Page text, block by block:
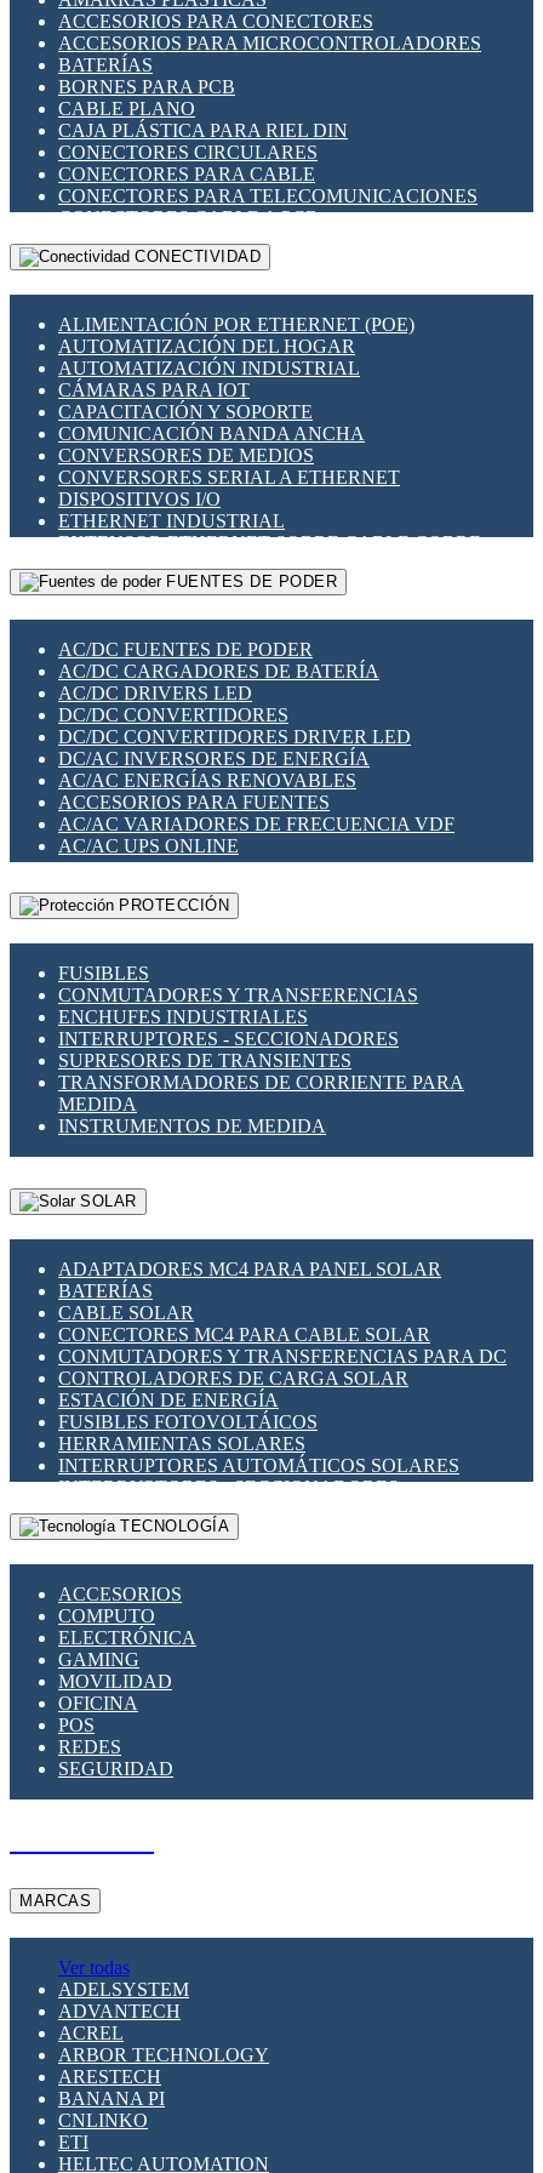
INDICADORES PARA PANEL
INTERFACES DE RELÉ
INTERRUPTORES FIN DE CARRERA
LLAVES CONMUTADORAS
MEDIDORES DE ENERGÍA Y TC'S DE CORRIENTE
MOTORES PASO A PASO
PANTALLAS HMI
PLC -CONTROLADORES LÓGICO PROGRAMABLES
PROGRAMADORES DE HORARIO
RELÉS DE PROTECCIÓN
SENSORES CAPACITIVOS
SENSORES INDUCTIVOS
TEMPORIZADORES
VARIACS
VARIADORES DE FRECUENCIA [VDF]
SECCIONADORES - INTERRUPTORES
MAQUINARIA
ACCESORIOS PARA CONECTORES
ACCESORIOS PARA MICROCONTROLADORES
BATERÍAS
BORNES PARA PCB
CABLE PLANO
CAJA PLÁSTICA PARA RIEL DIN
CONECTORES CIRCULARES
CONECTORES PARA CABLE
CONECTORES PARA TELECOMUNICACIONES
CONECTORES CABLE A PCB
CONECTORES PCB A CABLE
DIP SWITCHES
HERRAMIENTAS VARIAS
ILUMINACIÓN LED
INTERRUPTORES REED
INTERFACES DE RELÉ
OTROS RELÉS
PROTECCIÓN TÉRMICA
RELÉS AUTOMOTRICES
RELÉS DE SEÑAL
RELÉS DE ESTADO SÓLIDO SSR
RELÉS INDUSTRIALES
RELÉS MINIATURA DE POTENCIA
SENSORES MAGNÉTICOS
SWITCH Y MICROSWITCH
TARJETAS PI
UNIÓN Y DERIVACIÓN DE CABLE
CONECTIVIDAD
ALIMENTACIÓN POR ETHERNET (POE)
AUTOMATIZACIÓN DEL HOGAR
AUTOMATIZACIÓN INDUSTRIAL
CÁMARAS PARA IOT
CAPACITACIÓN Y SOPORTE
COMUNICACIÓN BANDA ANCHA
CONVERSORES DE MEDIOS
CONVERSORES SERIAL A ETHERNET
DISPOSITIVOS I/O
ETHERNET INDUSTRIAL
EXTENSOR ETHERNET SOBRE CABLE COBRE
GATEWAY LORAWAN
GESTIÓN DE REDES
PLACAS MODULARES IOT
SWITCHES Y REDES WIFI
SOLUCIONES IOT
SOLUCIONES LORAWAN
SOLUCIONES RED CELULAR
SEGURIDAD PARA REDES
SWITCHES LAN
TELEFONÍA IP (VOIP)
VIGILANCIA IP (CCTV)
MESHTASTIC
FUENTES DE PODER
AC/DC FUENTES DE PODER
AC/DC CARGADORES DE BATERÍA
AC/DC DRIVERS LED
DC/DC CONVERTIDORES
DC/DC CONVERTIDORES DRIVER LED
DC/AC INVERSORES DE ENERGÍA
AC/AC ENERGÍAS RENOVABLES
ACCESORIOS PARA FUENTES
AC/AC VARIADORES DE FRECUENCIA VDF
AC/AC UPS ONLINE
PROTECCIÓN
FUSIBLES
CONMUTADORES Y TRANSFERENCIAS
ENCHUFES INDUSTRIALES
INTERRUPTORES - SECCIONADORES
SUPRESORES DE TRANSIENTES
TRANSFORMADORES DE CORRIENTE PARA
MEDIDA
INSTRUMENTOS DE MEDIDA
SOLAR
ADAPTADORES MC4 PARA PANEL SOLAR
BATERÍAS
CABLE SOLAR
CONECTORES MC4 PARA CABLE SOLAR
CONMUTADORES Y TRANSFERENCIAS PARA DC
CONTROLADORES DE CARGA SOLAR
ESTACIÓN DE ENERGÍA
FUSIBLES FOTOVOLTÁICOS
HERRAMIENTAS SOLARES
INTERRUPTORES AUTOMÁTICOS SOLARES
INTERRUPTORES - SECCIONADORES
FOTOVOLTÁICOS
MONTAJE PANEL SOLAR
SUPRESOR DE TRANSIENTES SPDS PARA
APLICACIONES FOTOVOLTAICAS
TECNOLOGÍA
ACCESORIOS
COMPUTO
ELECTRÓNICA
GAMING
MOVILIDAD
OFICINA
POS
REDES
SEGURIDAD
MARCAS
Ver todas
ADELSYSTEM
ADVANTECH
ACREL
ARBOR TECHNOLOGY
ARESTECH
BANANA PI
CNLINKO
ETI
HELTEC AUTOMATION